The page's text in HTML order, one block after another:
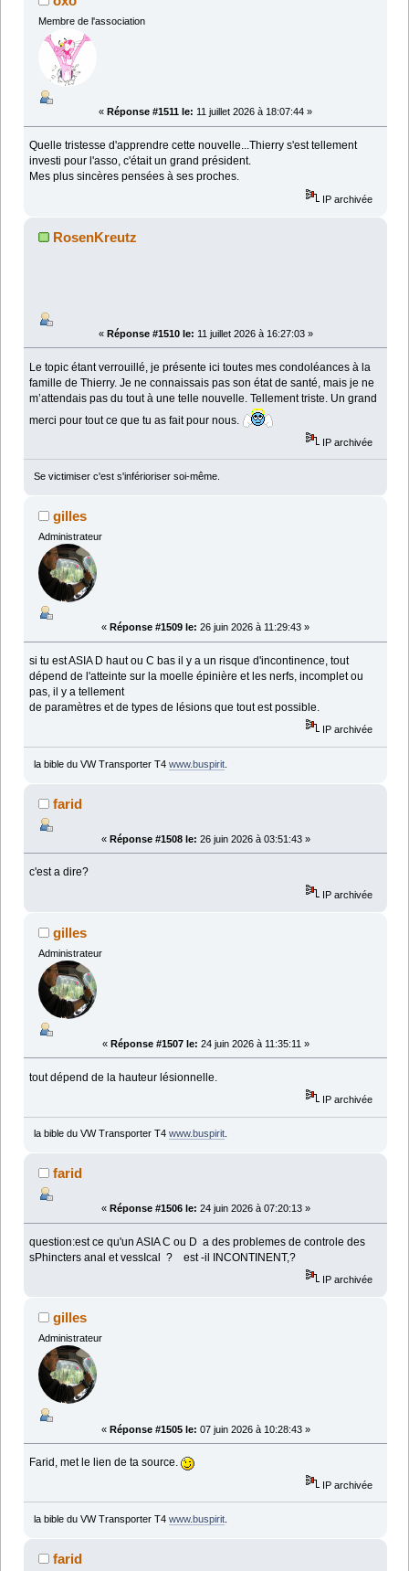
Membre de l'association
« Réponse #1511 le: 11 juillet 2026 à 18:07:44 »
Quelle tristesse d'apprendre cette nouvelle...Thierry s'est tellement
investi pour l'asso, c'était un grand président.
Mes plus sincères pensées à ses proches.
IP archivée
RosenKreutz
« Réponse #1510 le: 11 juillet 2026 à 16:27:03 »
Le topic étant verrouillé, je présente ici toutes mes condoléances à la
famille de Thierry. Je ne connaissais pas son état de santé, mais je ne
m’attendais pas du tout à une telle nouvelle. Tellement triste. Un grand
merci pour tout ce que tu as fait pour nous.
IP archivée
Se victimiser c'est s'inférioriser soi-même.
gilles
Administrateur
« Réponse #1509 le: 26 juin 2026 à 11:29:43 »
si tu est ASIA D haut ou C bas il y a un risque d'incontinence, tout
dépend de l'atteinte sur la moelle épinière et les nerfs, incomplet ou
pas, il y a tellement
de paramètres et de types de lésions que tout est possible.
IP archivée
la bible du VW Transporter T4 www.buspirit.
farid
« Réponse #1508 le: 26 juin 2026 à 03:51:43 »
c'est a dire?
IP archivée
gilles
Administrateur
« Réponse #1507 le: 24 juin 2026 à 11:35:11 »
tout dépend de la hauteur lésionnelle.
IP archivée
la bible du VW Transporter T4 www.buspirit.
farid
« Réponse #1506 le: 24 juin 2026 à 07:20:13 »
question:est ce qu'un ASIA C ou D a des problemes de controle des
sPhincters anal et vessIcal ? est -il INCONTINENT,?
IP archivée
gilles
Administrateur
« Réponse #1505 le: 07 juin 2026 à 10:28:43 »
Farid, met le lien de ta source.
IP archivée
la bible du VW Transporter T4 www.buspirit.
farid